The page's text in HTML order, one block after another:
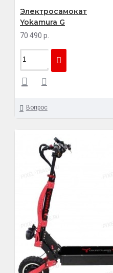
Электросамокат
Yokamura G
70 490 р.
Вопрос